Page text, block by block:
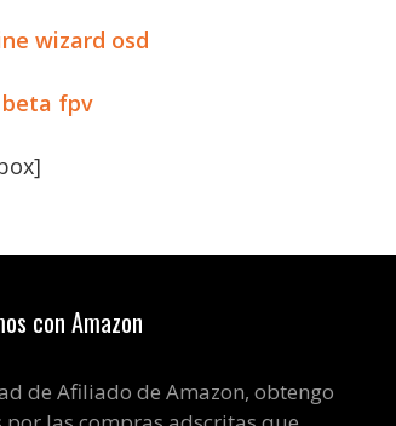
wizard osd
beta fpv
con Amazon
de Afiliado de Amazon, obtengo